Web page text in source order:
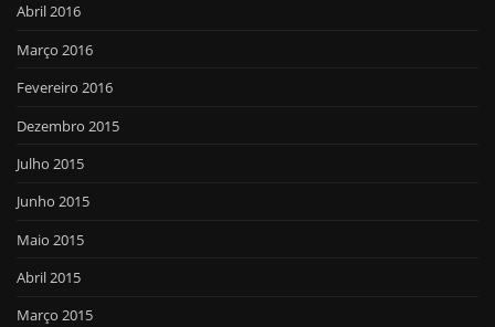
Abril 2016
Março 2016
Fevereiro 2016
Dezembro 2015
Julho 2015
Junho 2015
Maio 2015
Abril 2015
Março 2015